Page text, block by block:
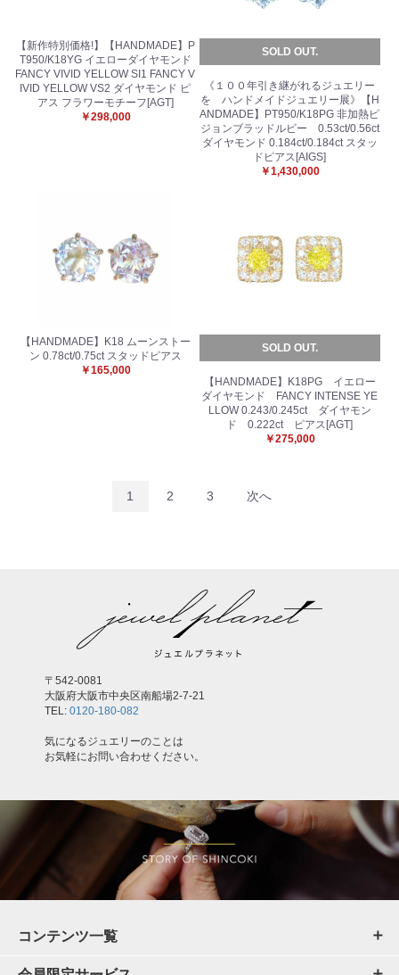
【新作特別価格!】【HANDMADE】P
T950/K18YG イエローダイヤモンド
FANCY VIVID YELLOW SI1 FANCY V
IVID YELLOW VS2 ダイヤモンド ピ
アス フラワーモチーフ[AGT]
￥298,000
SOLD OUT.
《１００年引き継がれるジュエリー
を ハンドメイドジュエリー展》【H
ANDMADE】PT950/K18PG 非加熱ピ
ジョンブラッドルビー 0.53ct/0.56ct
ダイヤモンド 0.184ct/0.184ct スタッ
ドピアス[AIGS]
￥1,430,000
【HANDMADE】K18 ムーンストー
ン 0.78ct/0.75ct スタッドピアス
￥165,000
SOLD OUT.
【HANDMADE】K18PG イエロー
ダイヤモンド FANCY INTENSE YE
LLOW 0.243/0.245ct ダイヤモン
ド 0.222ct ピアス[AGT]
￥275,000
1 2 3 次へ
〒542-0081
大阪府大阪市中央区南船場2-7-21
TEL: 0120-180-082
気になるジュエリーのことは
お気軽にお問い合わせください。
コンテンツ一覧